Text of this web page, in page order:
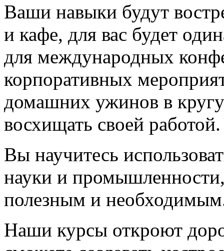
Ваши навыки будут
и кафе, для вас будет
для международных
корпоративных
домашних ужинов в
восхищать своей работой.
Вы научитесь
науки и промышленности,
полезным и
Наши курсы откроют